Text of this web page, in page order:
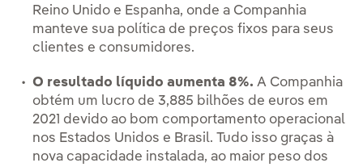
Reino Unido e Espanha, onde a Companhia
manteve sua política de preços fixos para seus
clientes e consumidores.
O resultado líquido aumenta 8%. A Companhia
obtém um lucro de 3,885 bilhões de euros em
2021 devido ao bom comportamento operacional
nos Estados Unidos e Brasil. Tudo isso graças à
nova capacidade instalada, ao maior peso dos